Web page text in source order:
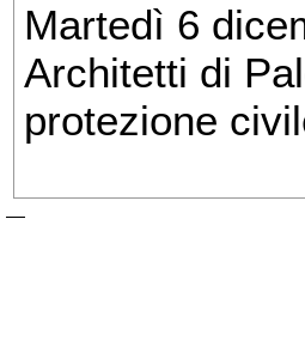
Martedì 6
Architetti di
protezione